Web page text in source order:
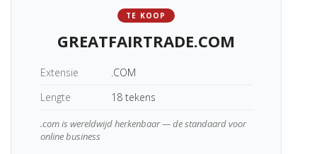
TE KOOP
GREATFAIRTRADE.COM
Extensie
.COM
Lengte
18 tekens
.com is wereldwijd herkenbaar — de standaard voor
online business